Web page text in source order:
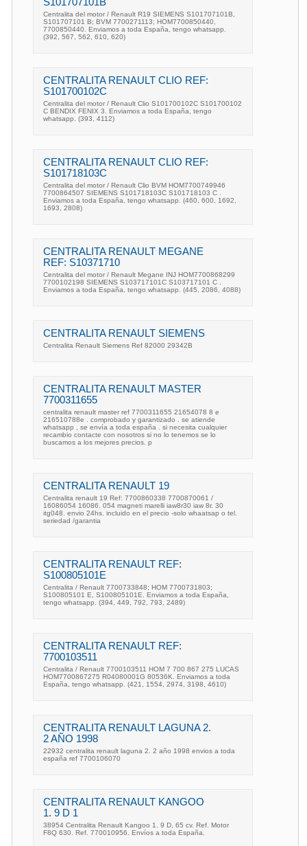
Centralita del motor / Renault R19 SIEMENS S101707101B,
S101707101 B; BVM 7700271113; HOM7700850440,
7700850440. Enviamos a toda España, tengo whatsapp.
(392, 567, 562, 610, 620)
CENTRALITA RENAULT CLIO REF:
S101700102C
Centralita del motor / Renault Clio S101700102C S101700102
C BENDIX FENIX 3. Enviamos a toda España, tengo
whatsapp. (393, 4112)
CENTRALITA RENAULT CLIO REF:
S101718103C
Centralita del motor / Renault Clio BVM HOM7700749946
7700864507 SIEMENS S101718103C S101718103 C .
Enviamos a toda España, tengo whatsapp. (460, 600, 1692,
1693, 2808)
CENTRALITA RENAULT MEGANE
REF: S10371710
Centralita del motor / Renault Megane INJ HOM7700868299
7700102198 SIEMENS S103717101C S103717101 C .
Enviamos a toda España, tengo whatsapp. (445, 2086, 4088)
CENTRALITA RENAULT SIEMENS
Centralita Renault Siemens Ref 82000 29342B
CENTRALITA RENAULT MASTER
7700311655
centralita renault master ref 7700311655 21654078 8 e
216510788e . comprobado y garantizado . se atiende
whatsapp , se envía a toda españa . si necesita cualquier
recambio contacte con nosotros si no lo tenemos se lo
buscamos a los mejores precios. p
CENTRALITA RENAULT 19
Centralita renault 19 Ref: 7700860338 7700870061 /
16086054 16086. 054 magneti marelli iaw8r30 iaw 8r. 30
itg048. envio 24hs. incluido en el precio -solo whaatsap o tel.
seriedad /garantia
CENTRALITA RENAULT REF:
S100805101E
Centralita / Renault 7700733848; HOM 7700731803;
S100805101 E, S100805101E. Enviamos a toda España,
tengo whatsapp. (394, 449, 792, 793, 2489)
CENTRALITA RENAULT REF:
7700103511
Centralita / Renault 7700103511 HOM 7 700 867 275 LUCAS
HOM7700867275 R04080001G 80536K. Enviamos a toda
España, tengo whatsapp. (421, 1554, 2974, 3198, 4610)
CENTRALITA RENAULT LAGUNA 2.
2 AÑO 1998
22932 centralita renault laguna 2. 2 año 1998 envios a toda
españa ref 7700106070
CENTRALITA RENAULT KANGOO
1. 9 D 1
38954 Centralita Renault Kangoo 1. 9 D, 65 cv. Ref. Motor
F8Q 630. Ref. 770010956. Envíos a toda España.